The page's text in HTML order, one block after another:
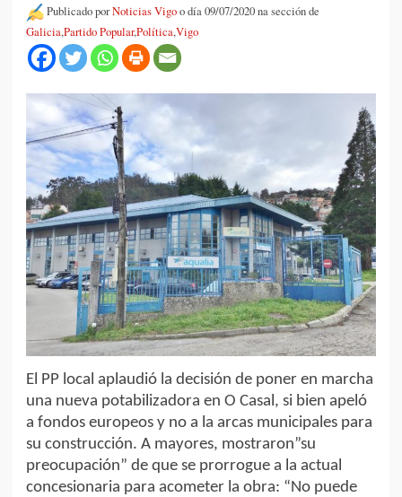
Publicado porNoticias Vigoo día 09/07/2020 na sección de
Galicia,Partido Popular,Política,Vigo
El PP local aplaudió la decisión de poner en marcha
una nueva potabilizadora en O Casal, si bien apeló
a fondos europeos y no a la arcas municipales para
su construcción. A mayores, mostraron”su
preocupación” de que se prorrogue a la actual
concesionaria para acometer la obra: “No puede